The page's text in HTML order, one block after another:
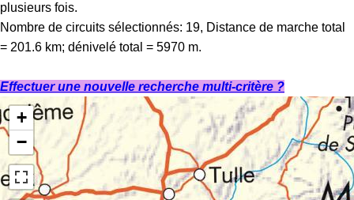
plusieurs fois.
Nombre de circuits sélectionnés: 19, Distance de marche total
= 201.6 km; dénivelé total = 5970 m.
Effectuer une nouvelle recherche multi-critère ?
+
−